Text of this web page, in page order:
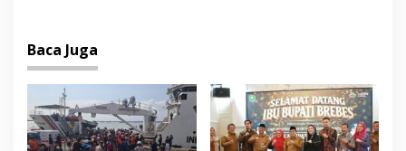
Baca Juga